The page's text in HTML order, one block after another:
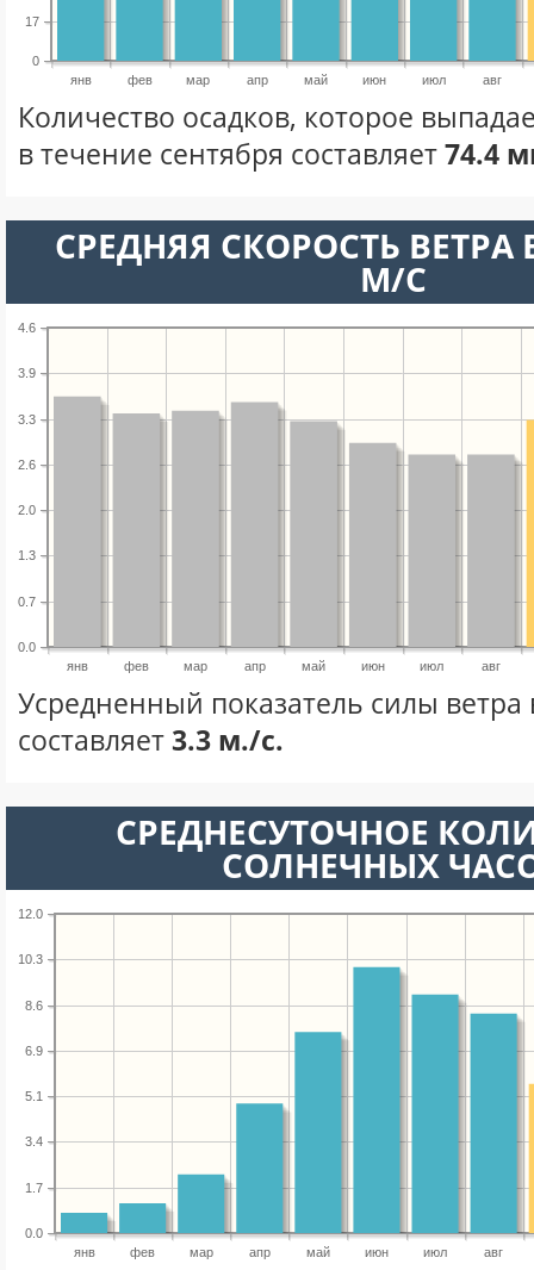
янв фев мар апр май июн июл авг
0
17
Количество осадков, которое
в течение сентября составляет74.4
СРЕДНЯЯ СКОРОСТЬ ВЕТРА
М/С
янв фев мар апр май июн июл авг
0.0
0.7
1.3
2.0
2.6
3.3
3.9
4.6
Усредненный показатель силы ветра
составляет3.3 м./с.
СРЕДНЕСУТОЧНОЕ
СОЛНЕЧНЫХ
янв фев мар апр май июн июл авг
0.0
1.7
3.4
5.1
6.9
8.6
10.3
12.0